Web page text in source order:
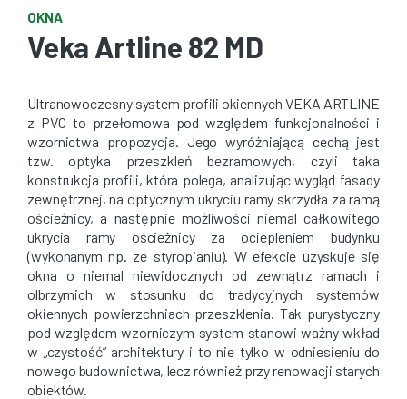
OKNA
Veka Artline 82 MD
Ultranowoczesny system profili okiennych VEKA ARTLINE
z PVC to przełomowa pod względem funkcjonalności i
wzornictwa propozycja. Jego wyróżniającą cechą jest
tzw. optyka przeszkleń bezramowych, czyli taka
konstrukcja profili, która polega, analizując wygląd fasady
zewnętrznej, na optycznym ukryciu ramy skrzydła za ramą
ościeżnicy, a następnie możliwości niemal całkowitego
ukrycia ramy ościeżnicy za ociepleniem budynku
(wykonanym np. ze styropianiu). W efekcie uzyskuje się
okna o niemal niewidocznych od zewnątrz ramach i
olbrzymich w stosunku do tradycyjnych systemów
okiennych powierzchniach przeszklenia. Tak purystyczny
pod względem wzorniczym system stanowi ważny wkład
w „czystość” architektury i to nie tylko w odniesieniu do
nowego budownictwa, lecz również przy renowacji starych
obiektów.